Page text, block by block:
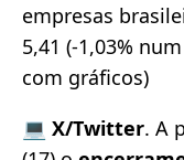
empresas
5,41 (-1,03%
com gráficos)
💻 X/Twitter. A